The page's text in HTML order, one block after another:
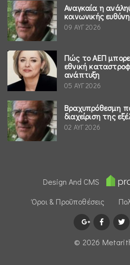
Αναγκαία η
κοινωνικής
09 ΑΥΓ 2026
Πώς το ΑΕΠ
εθνική
ανάπτυξη
05 ΑΥΓ 2026
Βραχυπρόθεσμη
διαχείριση της
02 ΑΥΓ 2026
Design And CMS
Όροι & Προϋποθέσεις
© 2026